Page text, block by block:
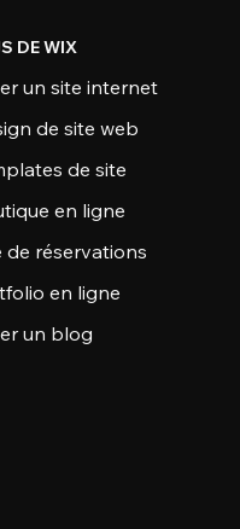
DE WIX
un site internet
de site web
de site
en ligne
de réservations
en ligne
un blog